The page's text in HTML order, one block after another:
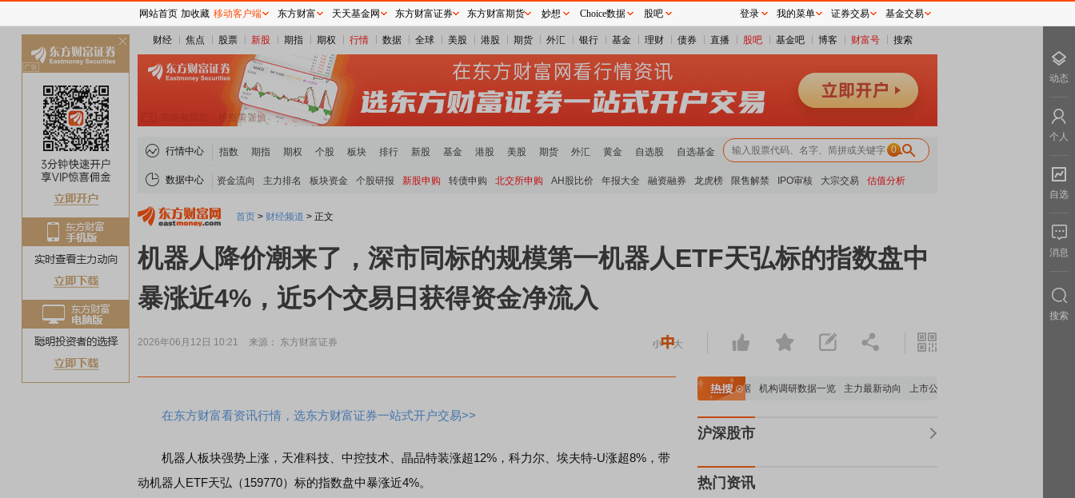
财经 焦点 股票 新股 期指 期权 行情 数据 全球 美股 港股 期货 外汇 银行 基金 理财 债券 直播 股吧 基金吧 博客 财富号 搜索
行情中心 指数 期指 期权 个股 板块 排行 新股 基金 港股 美股 期货 外汇 黄金 自选股 自选基金 0
数据中心 资金流向 主力排名 板块资金 个股研报 新股申购 转债申购 北交所申购 AH股比价 年报大全 融资融券 龙虎榜 限售解禁 IPO审核 大宗交易 估值分析
首页 > 财经频道 > 正文
机器人降价潮来了，深市同标的规模第一机器人ETF天弘标的指数盘中
暴涨近4%，近5个交易日获得资金净流入
2026年06月12日 10:21 来源： 东方财富证券
在东方财富看资讯行情，选东方财富证券一站式开户交易>>
机器人板块强势上涨，天准科技、中控技术、晶品特装涨超12%，科力尔、埃夫特-U涨超8%，带
动机器人ETF天弘（159770）标的指数盘中暴涨近4%。
重要机构持股数据 机构调研数据一览 主力最新动向 上市公司限售股解禁一览
沪深股市
热门资讯
网站首页 加收藏 移动客户端 东方财富 天天基金网 东方财富证券 东方财富期货 妙想 Choice数据 股吧 登录 我的菜单 证券交易 基金交易
动态
个人
自选
消息
搜索
关